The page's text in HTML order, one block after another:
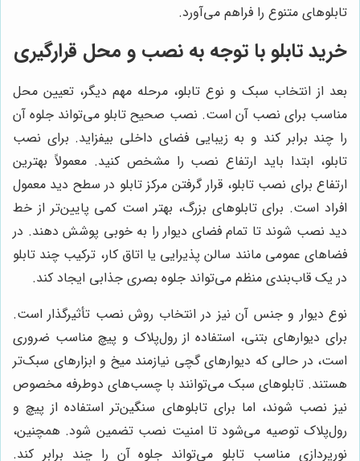
تابلوهای متنوع را فراهم می‌آورد.
خرید تابلو با توجه به نصب و محل قرارگیری
بعد از انتخاب سبک و نوع تابلو، مرحله مهم دیگر، تعیین محل
مناسب برای نصب آن است. نصب صحیح تابلو می‌تواند جلوه آن
را چند برابر کند و به زیبایی فضای داخلی بیفزاید. برای نصب
تابلو، ابتدا باید ارتفاع نصب را مشخص کنید. معمولاً بهترین
ارتفاع برای نصب تابلو، قرار گرفتن مرکز تابلو در سطح دید معمول
افراد است. برای تابلوهای بزرگ، بهتر است کمی پایین‌تر از خط
دید نصب شوند تا تمام فضای دیوار را به خوبی پوشش دهند. در
فضاهای عمومی مانند سالن پذیرایی یا اتاق کار، ترکیب چند تابلو
در یک قاب‌بندی منظم می‌تواند جلوه بصری جذابی ایجاد کند.
نوع دیوار و جنس آن نیز در انتخاب روش نصب تأثیرگذار است.
برای دیوارهای بتنی، استفاده از رول‌پلاک و پیچ مناسب ضروری
است، در حالی که دیوارهای گچی نیازمند میخ و ابزارهای سبک‌تر
هستند. تابلوهای سبک می‌توانند با چسب‌های دوطرفه مخصوص
نیز نصب شوند، اما برای تابلوهای سنگین‌تر استفاده از پیچ و
رول‌پلاک توصیه می‌شود تا امنیت نصب تضمین شود. همچنین،
نورپردازی مناسب تابلو می‌تواند جلوه آن را چند برابر کند.